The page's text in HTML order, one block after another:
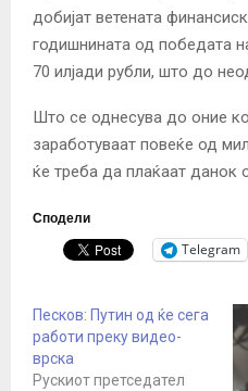
добијат ветената
годишнината од победата
70 илјади рубли, што до
Што се однесува до оние
заработуваат повеќе од
ќе треба да плаќаат данок
Сподели
Telegram
Песков: Путин од ќе сега
работи преку видео-
врска
Рускиот претседател